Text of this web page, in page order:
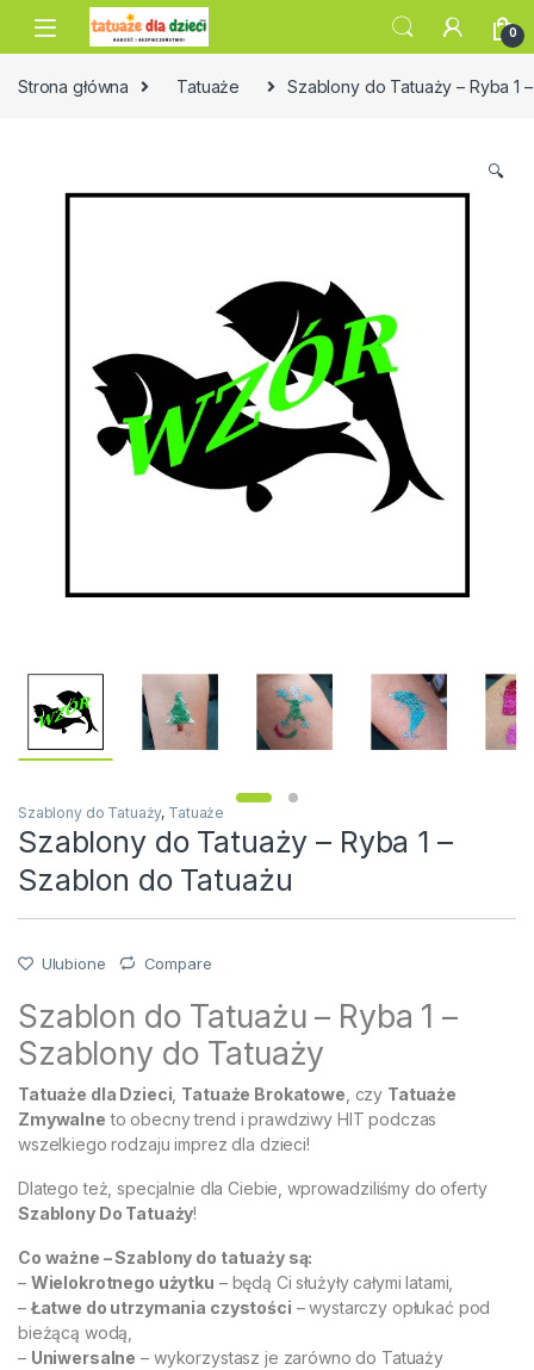
Skip to navigation
Skip to content
0
Strona główna Tatuaże Szablony do Tatuaży – Ryba 1
🔍
Szablony do Tatuaży, Tatuaże
Szablony do Tatuaży – Ryba 1 –
Szablon do Tatuażu
Ulubione Compare
Szablon do Tatuażu – Ryba 1 –
Szablony do Tatuaży
Tatuaże dla Dzieci Tatuaże Brokatowe , czy Tatuaże
Zmywalne to obecny trend i prawdziwy HIT podczas
wszelkiego rodzaju imprez dla dzieci!
Dlatego też, specjalnie dla Ciebie, wprowadziliśmy do oferty
Szablony Do Tatuaży!
Co ważne – Szablony do tatuaży są:
– Wielokrotnego użytku – będą Ci służyły całymi latami,
– Łatwe do utrzymania czystości – wystarczy opłukać pod
bieżącą wodą,
– Uniwersalne – wykorzystasz je zarówno do Tatuaży